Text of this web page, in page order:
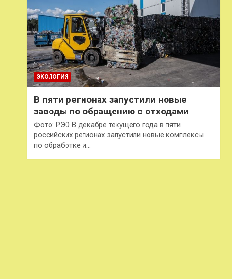
ЭКОЛОГИЯ
В пяти регионах запустили новые
заводы по обращению с отходами
Фото: РЭО В декабре текущего года в пяти
российских регионах запустили новые комплексы
по обработке и…